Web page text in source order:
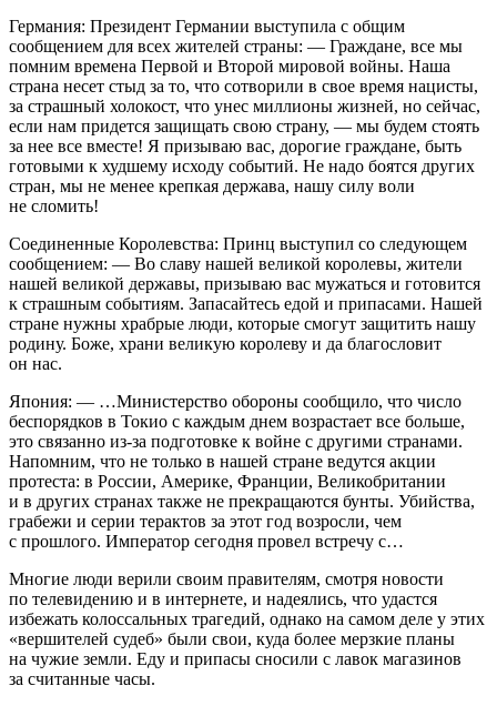
Германия: Президент Германии выступила с общим
сообщением для всех жителей страны: — Граждане, все мы
помним времена Первой и Второй мировой войны. Наша
страна несет стыд за то, что сотворили в свое время нацисты,
за страшный холокост, что унес миллионы жизней, но сейчас,
если нам придется защищать свою страну, — мы будем стоять
за нее все вместе! Я призываю вас, дорогие граждане, быть
готовыми к худшему исходу событий. Не надо боятся других
стран, мы не менее крепкая держава, нашу силу воли
не сломить!
Соединенные Королевства: Принц выступил со следующем
сообщением: — Во славу нашей великой королевы, жители
нашей великой державы, призываю вас мужаться и готовится
к страшным событиям. Запасайтесь едой и припасами. Нашей
стране нужны храбрые люди, которые смогут защитить нашу
родину. Боже, храни великую королеву и да благословит
он нас.
Япония: — …Министерство обороны сообщило, что число
беспорядков в Токио с каждым днем возрастает все больше,
это связанно из-за подготовке к войне с другими странами.
Напомним, что не только в нашей стране ведутся акции
протеста: в России, Америке, Франции, Великобритании
и в других странах также не прекращаются бунты. Убийства,
грабежи и серии терактов за этот год возросли, чем
с прошлого. Император сегодня провел встречу с…
Многие люди верили своим правителям, смотря новости
по телевидению и в интернете, и надеялись, что удастся
избежать колоссальных трагедий, однако на самом деле у этих
«вершителей судеб» были свои, куда более мерзкие планы
на чужие земли. Еду и припасы сносили с лавок магазинов
за считанные часы.